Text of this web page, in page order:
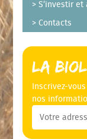
S’investir et
Contacts
La
Inscrivez-
nos